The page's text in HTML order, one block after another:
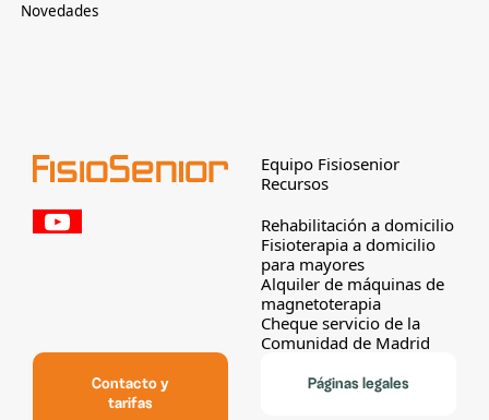
Novedades
Equipo Fisiosenior
Recursos
Rehabilitación a domicilio
Fisioterapia a domicilio
para mayores
Alquiler de máquinas de
magnetoterapia
Cheque servicio de la
Comunidad de Madrid
Contacto y
tarifas
Páginas legales